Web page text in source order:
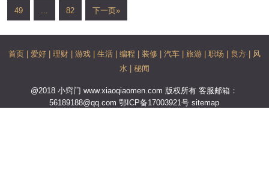
49 ... 82 下一页»
首页 爱好 理财 游戏 生活 编程 装修 汽车 旅游 职场 良方
风
水
秘闻
@2018 小窍门 www.xiaoqiaomen.com 版权所有 客服邮箱：
56189188@qq.com鄂ICP备17003921号sitemap